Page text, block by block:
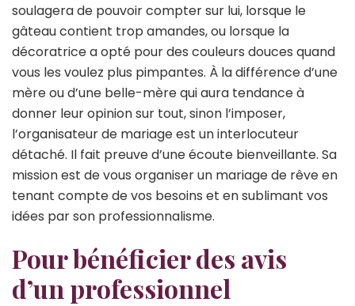
soulagera de pouvoir compter sur lui, lorsque le
gâteau contient trop amandes, ou lorsque la
décoratrice a opté pour des couleurs douces quand
vous les voulez plus pimpantes. À la différence d’une
mère ou d’une belle-mère qui aura tendance à
donner leur opinion sur tout, sinon l’imposer,
l’organisateur de mariage est un interlocuteur
détaché. Il fait preuve d’une écoute bienveillante. Sa
mission est de vous organiser un mariage de rêve en
tenant compte de vos besoins et en sublimant vos
idées par son professionnalisme.
Pour bénéficier des avis
d’un professionnel